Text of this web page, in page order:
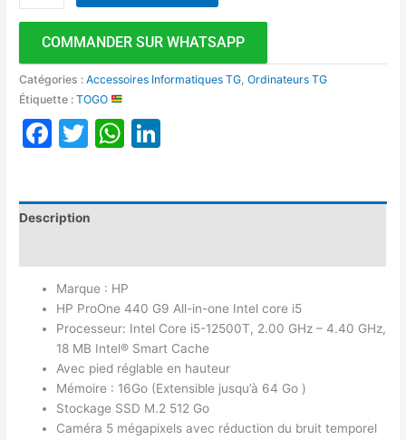
COMMANDER SUR WHATSAPP
Catégories :Accessoires Informatiques TG ,Ordinateurs TG
Étiquette :TOGO
Facebook
TwitterWhatsApp
Description
Marque : HP
HP ProOne 440 G9 All-in-one Intel core i5
Processeur: Intel Core i5-12500T, 2.00 GHz – 4.40 GHz,
18 MB Intel® Smart Cache
Avec pied réglable en hauteur
Mémoire : 16Go (Extensible jusqu’à 64 Go )
Stockage SSD M.2 512 Go
Caméra 5 mégapixels avec réduction du bruit temporel